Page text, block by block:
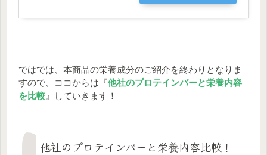
定検討会報告書
ではでは、本商品の栄養成分のご紹介を終わりとなりま
すので、ココからは『他社のプロテインバーと栄養内容
を比較 』していきます！
他社のプロテインバーと栄養内容比較！